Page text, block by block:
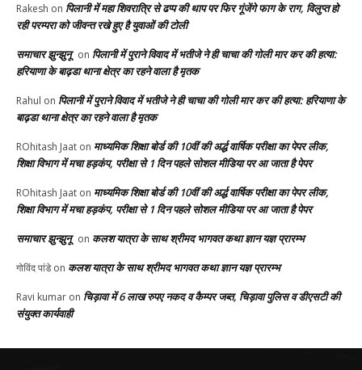
Rakesh on पिलानी में महा शिवरात्रि से ढप्प की थाप पर फिर गूंजेंगे फाग के राग, विलुप्त हो
रही परम्परा को जीवन्त रखे हुए है युवाओं की टोली
समाचार झुन्झुनू on पिलानी में पुराने विवाद में भतीजे ने ही चाचा की गोली मार कर की हत्या:
हरियाणा के बाढ़डा थाना क्षेत्र का रहने वाला है मृतक
Rahul on पिलानी में पुराने विवाद में भतीजे ने ही चाचा की गोली मार कर की हत्या: हरियाणा के
बाढ़डा थाना क्षेत्र का रहने वाला है मृतक
ROhitash Jaat on माध्यमिक शिक्षा बोर्ड की 10वीं की अर्द्ध वार्षिक परीक्षा का पेपर लीक,
शिक्षा विभाग में मचा हड़कंप, परीक्षा से 1 दिन पहले सोशल मीडिया पर आ जाता है पेपर
ROhitash Jaat on माध्यमिक शिक्षा बोर्ड की 10वीं की अर्द्ध वार्षिक परीक्षा का पेपर लीक,
शिक्षा विभाग में मचा हड़कंप, परीक्षा से 1 दिन पहले सोशल मीडिया पर आ जाता है पेपर
समाचार झुन्झुनू on कलश यात्रा के साथ श्रीमद भागवत कथा ज्ञान यज्ञ प्रारम्भ
गोविंद पांडेon कलश यात्रा के साथ श्रीमद भागवत कथा ज्ञान यज्ञ प्रारम्भ
Ravi kumar on चिड़ावा में 6 लाख रुपए नकद व कैम्पर जब्त, चिड़ावा पुलिस व डीएसटी की
संयुक्त कार्यवाही